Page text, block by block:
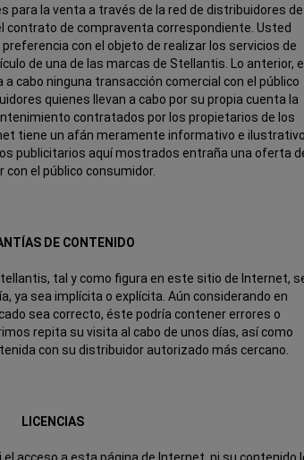
para la venta a través de la red de distribuidores de
contrato de compraventa correspondiente. Usted
con el objeto de realizar los servicios de
de una de las marcas de Stellantis. Lo anterior,
cabo ninguna transacción comercial con el público
quienes llevan a cabo por su propia cuenta la
contratados por los propietarios de los
tiene un afán meramente informativo e
publicitarios aquí mostrados entraña una oferta
con el público consumidor.
DE CONTENIDO
tal y como figura en este sitio de Internet,
ya sea implícita o explícita. Aún considerando en
sea correcto, éste podría contener errores o
repita su visita al cabo de unos días, así como
con su distribuidor autorizado más cercano.
LICENCIAS